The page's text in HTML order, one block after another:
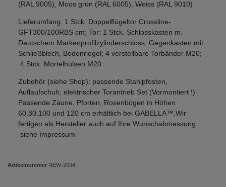
(RAL 9005), Moos grün (RAL 6005), Weiss (RAL 9010)
Lieferumfang: 1 Stck. Doppelflügeltor Crossline-
GFT300/100RBS cm; Tor: 1 Stck. Schlosskasten m.
Deutschem Markenprofilzylinderschloss, Gegenkasten mit
Schließblech, Bodenriegel; 4 verstellbare Torbänder M20;
4 Stck. Mörtelhülsen M20
Zubehör (siehe Shop): passende Stahlpfosten,
Auflaufschuh; elektrischer Torantrieb Set (Vormontiert !)
Passende Zäune, Pforten, Rosenbögen in Höhen
60,80,100 und 120 cm erhältlich bei GABELLA™,Wir
fertigen als Hersteller auch auf Ihre Wunschabmessung
siehe Impressum
Artikelnummer NEW-2094